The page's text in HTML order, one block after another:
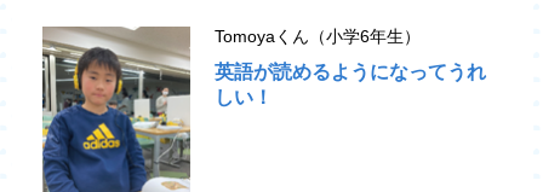
Tomoyaくん（小学6年生）
英語が読めるようになってうれ
しい！